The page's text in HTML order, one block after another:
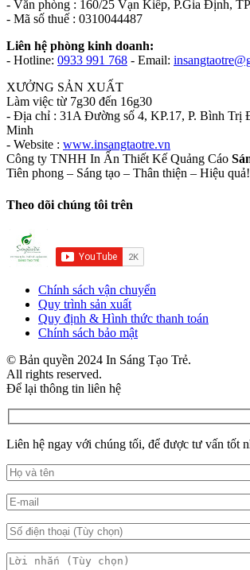
- Văn phòng : 160/25 Vạn Kiếp, P.Gia Định,
- Mã số thuế : 0310044487
Liên hệ phòng kinh doanh:
- Hotline: 0933 991 768 - Email:
XƯỞNG SẢN XUẤT
Làm việc từ 7g30 đến 16g30
- Địa chỉ : 31A Đường số 4, KP.17, P. Bình Trị
Minh
- Website : www.insangtaotre.vn
Công ty TNHH In Ấn Thiết Kế Quảng Cáo
Tiên phong – Sáng tạo – Thân thiện – Hiệu quả!
Theo dõi chúng tôi trên
Chính sách vận chuyển
Quy trình sản xuất
Quy định & Hình thức thanh toán
Chính sách bảo mật
© Bản quyền 2024 In Sáng Tạo Trẻ.
All rights reserved.
Để lại thông tin liên hệ
Liên hệ ngay với chúng tối, để được tư vấn tốt